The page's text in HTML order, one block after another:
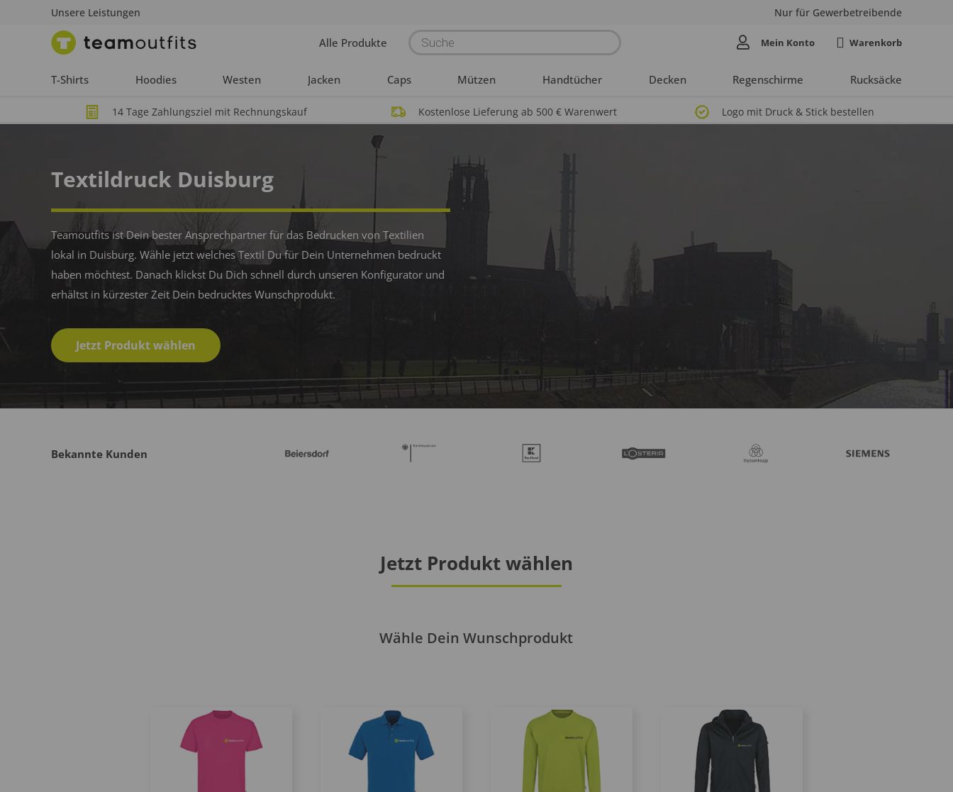
Unsere Leistungen Nur für Gewerbetreibende
Alle Produkte Products
search
T-Shirts Hoodies Westen Jacken Caps Mützen Handtücher Decken Regenschirme Rucksäcke
Mein Konto
14 Tage Zahlungsziel mit Rechnungskauf Kostenlose Lieferung ab 500 € Warenwert Logo mit Druck & Stick bestellen
Textildruck Duisburg
Teamoutfits ist Dein bester Ansprechpartner für das Bedrucken von Textilien
lokal in Duisburg. Wähle jetzt welches Textil Du für Dein Unternehmen bedruckt
haben möchtest. Danach klickst Du Dich schnell durch unseren Konfigurator und
erhältst in kürzester Zeit Dein bedrucktes Wunschprodukt.
Jetzt Produkt wählen
Bekannte Kunden
Jetzt Produkt wählen
Wähle Dein Wunschprodukt